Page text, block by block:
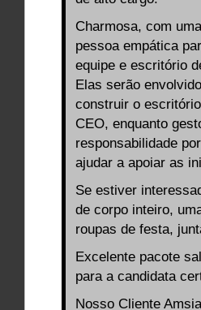
Charmosa, com
pessoa empática
equipe e escritório
Elas serão
construir o
CEO, enquanto
responsabilidade
ajudar a apoiar as
Se estiver
de corpo inteiro,
roupas de festa,
Excelente pacote
para a candidata
Nosso Cliente